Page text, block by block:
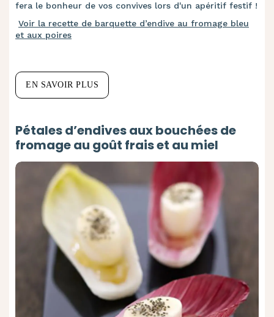
fera le bonheur de vos convives lors d'un apéritif festif !
Voir la recette de barquette d’endive au fromage bleu
et aux poires
EN SAVOIR PLUS
Pétales d’endives aux bouchées de
fromage au goût frais et au miel